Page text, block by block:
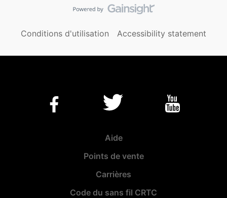
Conditions d'utilisation Accessibility statement
Aide
Points de vente
Carrières
Code du sans fil CRTC